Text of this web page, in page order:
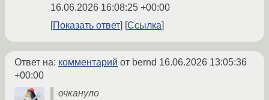
16.06.2026 16:08:25 +00:00
Показать ответ
Ссылка
Ответ на: комментарий от bernd 16.06.2026 13:05:36
+00:00
очкануло